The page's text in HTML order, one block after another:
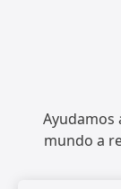
Ayudamos
mundo a